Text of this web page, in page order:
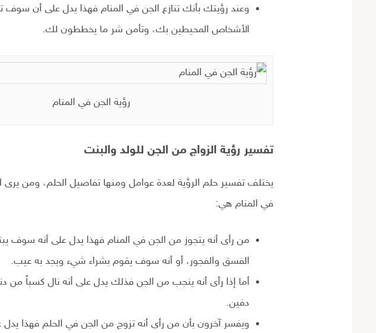
وعند رؤيتك بأنك تنازع الجن في المنام فهذا يدل على أن سوف
الأشخاص المحيطين بك، وتأمن شر ما يخططون لك.
رؤية الجن في المنام
تفسير رؤية الزواج من الجن للولد والبنت
يختلف تفسير حلم الرؤية لعدة عوامل ومنها تفاصيل الحلم، ومن يرى
في المنام هي:
من رأى أنه يتجوز من الجن في المنام فهذا يدل على أنه سوف
الفسق والفجور، أو أنه سوف يقوم بشراء شيء ويجد به عيب.
أما إذا رأى أنه ينجب من الجن فذلك يدل على أنه نال كسباً من
دفين.
ويفسر آخرون بأن من رأى أنه تزوج من الجن في الحلم فهذا